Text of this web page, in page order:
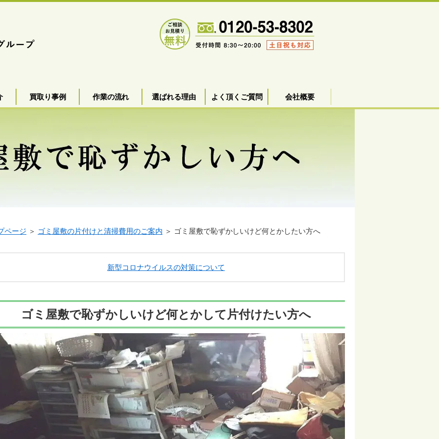
買取り事例 作業の流れ 選ばれる理由 よく頂くご質問 会社概要
ページ ＞ ゴミ屋敷の片付けと清掃費用のご案内 ＞ ゴミ屋敷で恥ずかしいけど何とかしたい方へ
新型コロナウイルスの対策について
ゴミ屋敷で恥ずかしいけど何とかして片付けたい方へ